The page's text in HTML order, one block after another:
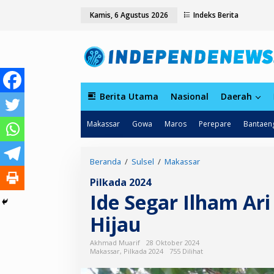
k
e
k
n
Kamis, 6 Agustus 2026 Indeks Berita
Berita Utama Nasional Daerah
Makassar Gowa Maros Perepare
Beranda / Sulsel / Makassar
e
I
h
Pilkada 2024
Ide Segar Ilham
Hijau
Akhmad Muarif
28 Oktober 2024
Makassar, Pilkada 2024 755 Dilihat